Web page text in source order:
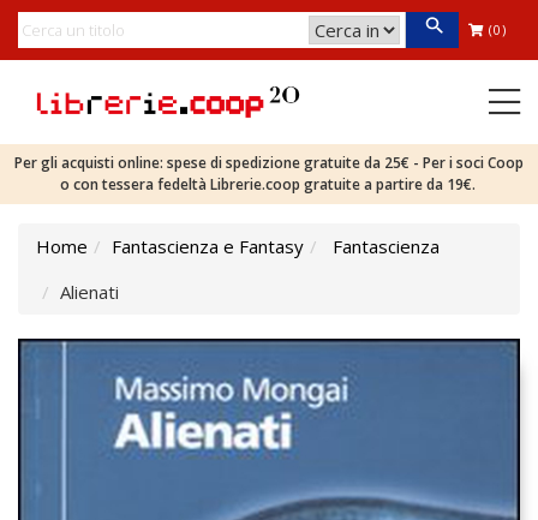
(0)
Per gli acquisti online: spese di spedizione gratuite da 25€ - Per i soci Coop
o con tessera fedeltà Librerie.coop gratuite a partire da 19€.
Home Fantascienza e Fantasy
Fantascienza
Alienati